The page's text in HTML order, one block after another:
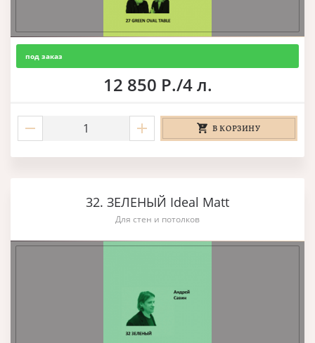
под заказ
12 850 Р./4 л.
В КОРЗИНУ
32. ЗЕЛЕНЫЙ Ideal Matt
Для стен и потолков